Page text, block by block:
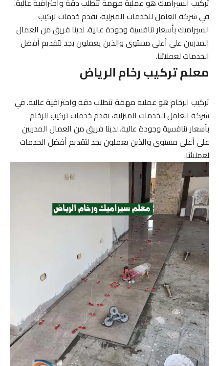
في شركة العامل للخدمات المنزلية، نقدم خدمات تركيب
السيراميك بأسعار تنافسية وجودة عالية. لدينا فريق من العمال
المدربين على أعلى مستوى والذين يعملون بجد لتقديم أفضل
الخدمات لعملائنا.
معلم تركيب رخام الرياض
تركيب الرخام هو عملية مهمة تتطلب دقة واحترافية عالية. في
شركة العامل للخدمات المنزلية، نقدم خدمات تركيب الرخام
بأسعار تنافسية وجودة عالية. لدينا فريق من العمال المدربين
على أعلى مستوى والذين يعملون بجد لتقديم أفضل الخدمات
لعملائنا.